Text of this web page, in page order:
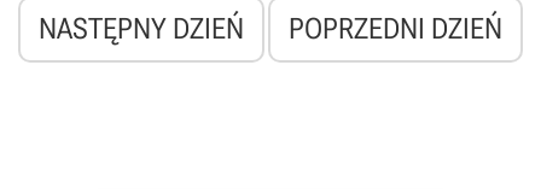
NASTĘPNY DZIEŃ POPRZEDNI DZIEŃ